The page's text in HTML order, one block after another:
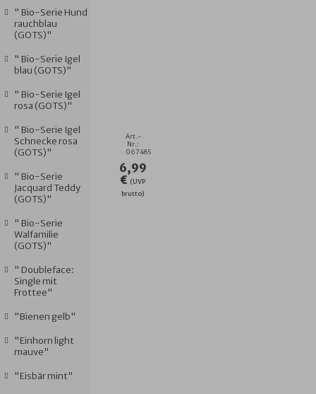
" Bio-Serie Hund
rauchblau
(GOTS)"
" Bio-Serie Igel
blau (GOTS)"
" Bio-Serie Igel
rosa (GOTS)"
" Bio-Serie Igel
Schnecke rosa
(GOTS)"
" Bio-Serie
Jacquard Teddy
(GOTS)"
" Bio-Serie
Walfamilie
(GOTS)"
" Doubleface:
Single mit
Frottee"
"Bienen gelb"
"Einhorn light
mauve"
"Eisbär mint"
GR
30X45
CM
Art.-
Nr.:
067485
6,99
€ (UVP
brutto)